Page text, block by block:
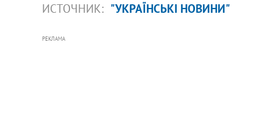
ИСТОЧНИК: "УКРАЇНСЬКІ НОВИНИ"
РЕКЛАМА